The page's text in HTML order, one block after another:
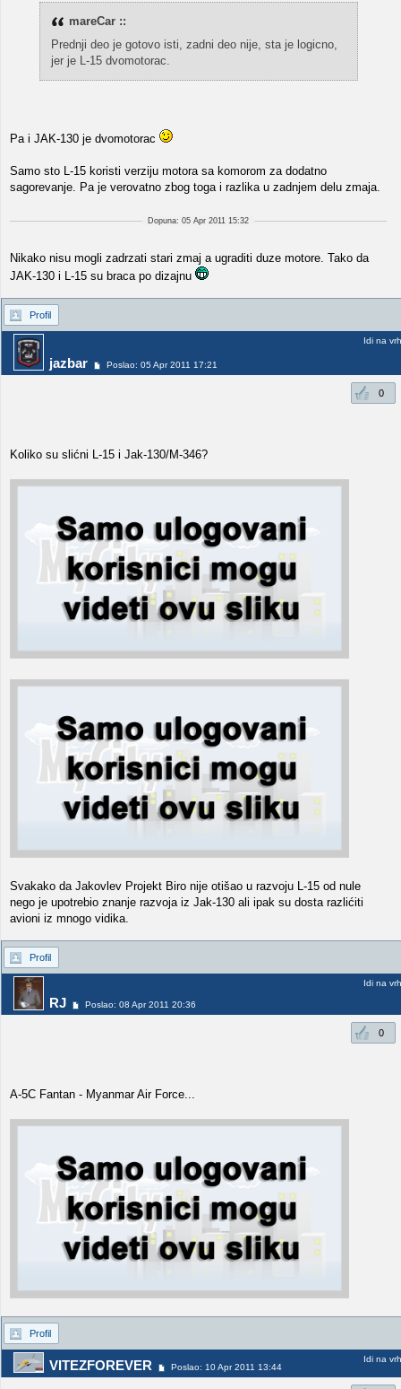
mareCar ::
Prednji deo je gotovo isti, zadni deo nije, sta je logicno,
jer je L-15 dvomotorac.
Pa i JAK-130 je dvomotorac
Samo sto L-15 koristi verziju motora sa komorom za dodatno
sagorevanje. Pa je verovatno zbog toga i razlika u zadnjem delu zmaja.
Dopuna: 05 Apr 2011 15:32
Nikako nisu mogli zadrzati stari zmaj a ugraditi duze motore. Tako da
JAK-130 i L-15 su braca po dizajnu
Profil
jazbar Poslao: 05 Apr 2011 17:21
Idi na vrh
0
Koliko su slićni L-15 i Jak-130/M-346?
Svakako da Jakovlev Projekt Biro nije otišao u razvoju L-15 od nule
nego je upotrebio znanje razvoja iz Jak-130 ali ipak su dosta razlićiti
avioni iz mnogo vidika.
Profil
RJ Poslao: 08 Apr 2011 20:36
Idi na vrh
0
A-5C Fantan - Myanmar Air Force...
Profil
VITEZFOREVER Poslao: 10 Apr 2011 13:44
Idi na vrh